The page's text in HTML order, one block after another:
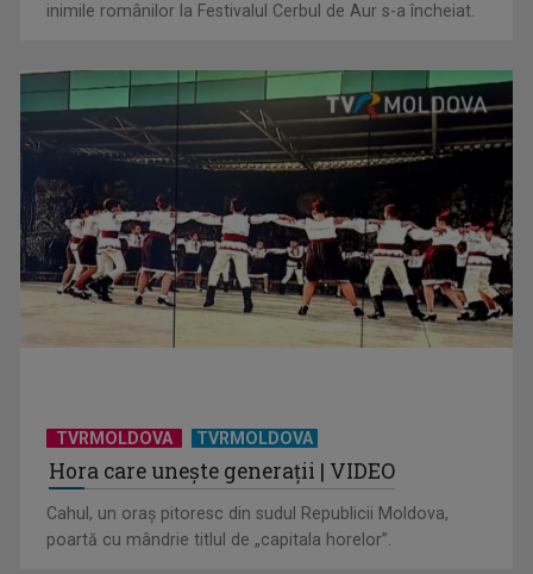
„Frații Jderi”, superproducția inspirată din opera lui Mihail
Sadoveanu, la ...
inimile românilor la Festivalul Cerbul de Aur s-a încheiat.
TVRMOLDOVA TVRMOLDOVA
Hora care unește generații | VIDEO
Cahul, un oraș pitoresc din sudul Republicii Moldova,
poartă cu mândrie titlul de „capitala horelor”.